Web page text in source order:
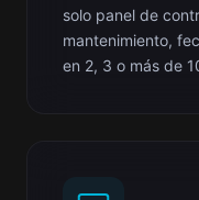
solo panel de
mantenimiento,
en 2, 3 o más de